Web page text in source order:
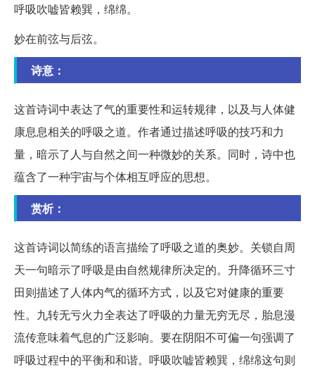
呼吸吹嘘皆赖巽，绵绵。
妙在前弦与后弦。
诗意：
这首诗词中表达了气的重要性和运转规律，以及与人体健
康息息相关的呼吸之道。作者通过描述呼吸的技巧和力
量，暗示了人与自然之间一种微妙的关系。同时，诗中也
蕴含了一种宇宙与个体相互呼应的思想。
赏析：
这首诗词以简练的语言描绘了呼吸之道的奥妙。关锁自周
天一句暗示了呼吸是由自然规律所决定的。升降循环三寸
田则描述了人体内气的循环方式，以及它对健康的重要
性。九转无亏火力全表达了呼吸的力量无穷无尽，胎息漫
流传意味着气息的广泛影响。要在阴阳不可偏一句强调了
呼吸过程中的平衡和和谐。呼吸吹嘘皆赖巽，绵绵这句则